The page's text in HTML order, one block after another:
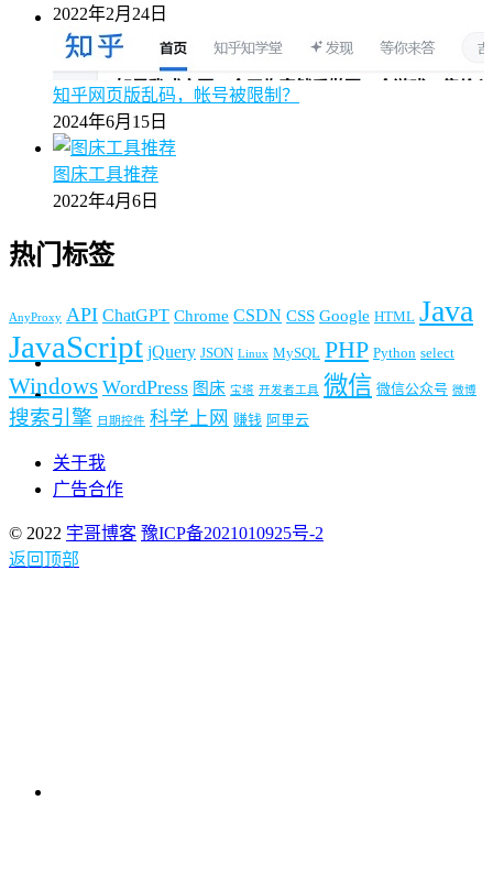
2022年2月24日
知乎网页版乱码，帐号被限制？
2024年6月15日
图床工具推荐
2022年4月6日
热门标签
AnyProxy API ChatGPT Chrome CSDN CSS Google HTML Java
JavaScript jQuery JSON Linux MySQL PHP Python select
Windows WordPress 图床 宝塔 开发者工具 微信 微信公众号 微博
搜索引擎 日期控件 科学上网 赚钱 阿里云
关于我
广告合作
© 2022 宇哥博客 豫ICP备2021010925号-2
返回顶部